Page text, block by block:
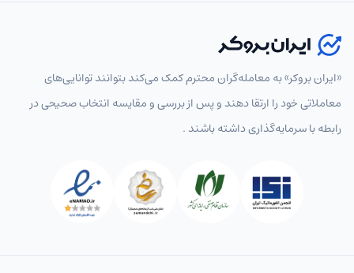
«ایران بروکر» به معامله‌گران محترم کمک می‌کند بتوانند توانایی‌های
معاملاتی خود را ارتقا دهند و پس از بررسی و مقایسه انتخاب‌ صحیحی در
رابطه با سرمایه‌گذاری داشته باشند .